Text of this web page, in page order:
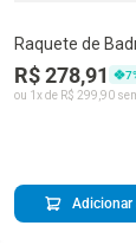
Raquete de
Yonex Muscle
R$ 278,91 7
ou 1 x de R$ 299 90
Adicionar